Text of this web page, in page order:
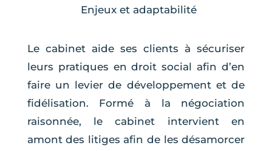
Enjeux et adaptabilité
Le cabinet aide ses clients à sécuriser
leurs pratiques en droit social afin d’en
faire un levier de développement et de
fidélisation. Formé à la négociation
raisonnée, le cabinet intervient en
amont des litiges afin de les désamorcer